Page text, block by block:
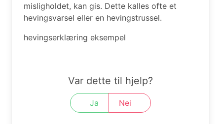
misligholdet, kan gis. Dette kalles ofte et
hevingsvarsel eller en hevingstrussel.
hevingserklæring eksempel
Var dette til hjelp?
Ja Nei